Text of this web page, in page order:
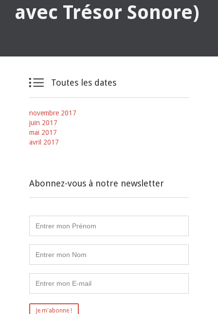
avec Trésor Sonore)
 Toutes les dates
novembre 2017
juin 2017
mai 2017
avril 2017
Abonnez-vous à notre newsletter